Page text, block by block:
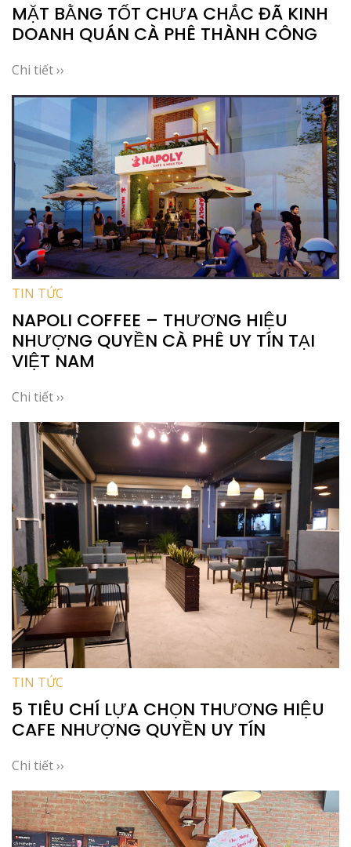
MẶT BẰNG TỐT CHƯA CHẮC ĐÃ KINH
DOANH QUÁN CÀ PHÊ THÀNH CÔNG
Chi tiết ››
TIN TỨC
NAPOLI COFFEE – THƯƠNG HIỆU
NHƯỢNG QUYỀN CÀ PHÊ UY TÍN TẠI
VIỆT NAM
Chi tiết ››
TIN TỨC
5 TIÊU CHÍ LỰA CHỌN THƯƠNG HIỆU
CAFE NHƯỢNG QUYỀN UY TÍN
Chi tiết ››